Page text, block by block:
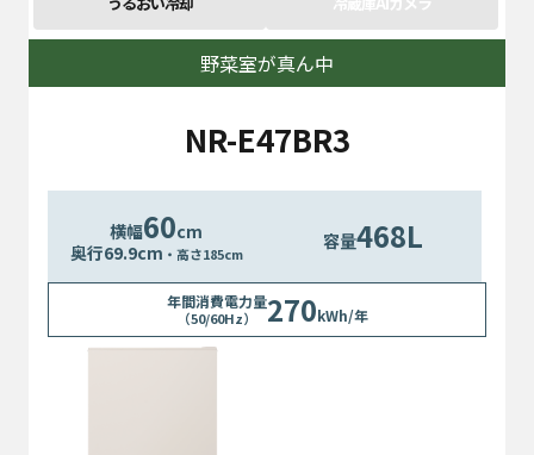
野菜室が真ん中
NR-E47BR3
横幅60cm
奥行69.9cm ・高さ185cm
容量468L
年間消費電力量
（50/60Hz） 270kWh/年